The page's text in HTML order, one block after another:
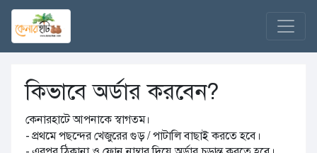
কিভাবে অর্ডার করবেন?
কেনারহাটে আপনাকে স্বাগতম।
- প্রথমে পছন্দের খেজুরের গুড় / পাটালি বাছাই করতে হবে।